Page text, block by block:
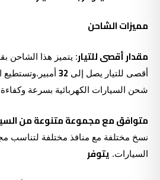
مميزات الشاحن
مقدار أقصى للتيار: يتميز هذا الشاحن
أقصى للتيار يصل إلى 32 أمبير.وتستطيع
شحن السيارات الكهربائية بسرعة
متوافق مع مجموعة متنوعة من
نسخ مختلفة مع منافذ مختلفة لتناسب
السيارات. يتوفر